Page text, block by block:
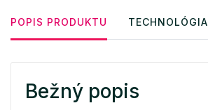
POPIS PRODUKTU TECHNOLÓGIA
Bežný popis